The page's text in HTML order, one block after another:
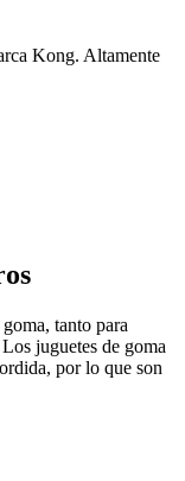
Kong. Altamente
tanto para
juguetes de goma
por lo que son